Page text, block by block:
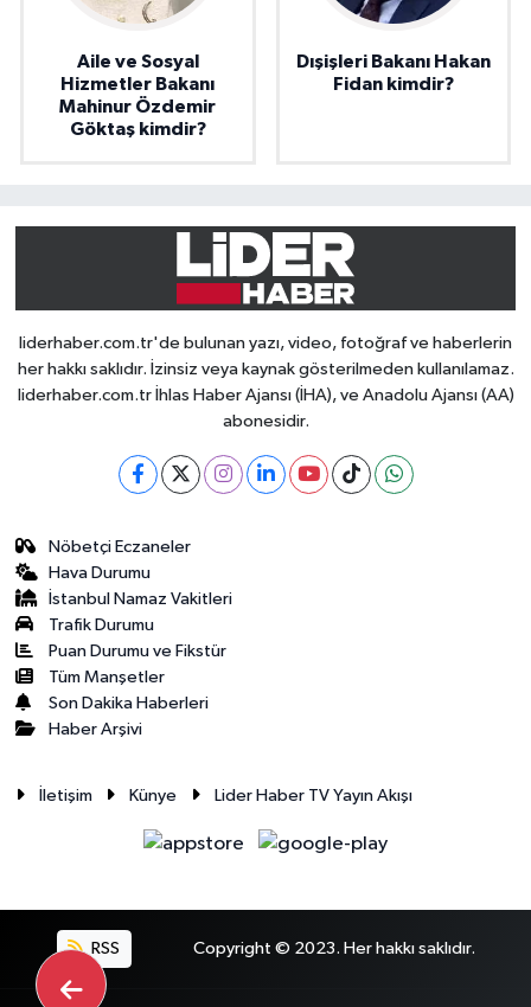
Aile ve Sosyal
Hizmetler Bakanı
Mahinur Özdemir
Göktaş kimdir?
Dışişleri Bakanı Hakan
Fidan kimdir?
liderhaber.com.tr'de bulunan yazı, video, fotoğraf ve haberlerin
her hakkı saklıdır. İzinsiz veya kaynak gösterilmeden kullanılamaz.
liderhaber.com.tr İhlas Haber Ajansı (İHA), ve Anadolu Ajansı (AA)
abonesidir.
Nöbetçi Eczaneler
Hava Durumu
İstanbul Namaz Vakitleri
Trafik Durumu
Puan Durumu ve Fikstür
Tüm Manşetler
Son Dakika Haberleri
Haber Arşivi
İletişim Künye Lider Haber TV Yayın Akışı
RSS Copyright © 2023. Her hakkı saklıdır.